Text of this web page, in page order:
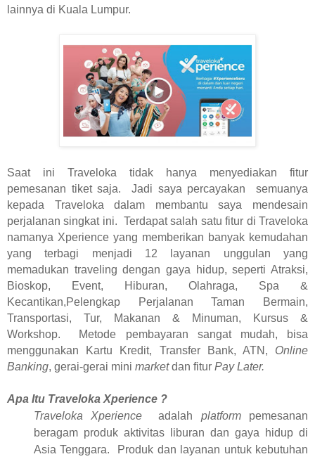
lainnya di Kuala Lumpur.
Saat ini Traveloka tidak hanya menyediakan fitur
pemesanan tiket saja.
Jadi saya percayakan
semuanya
kepada Traveloka dalam membantu saya mendesain
perjalanan singkat ini. Terdapat salah satu fitur di Traveloka
namanya Xperience yang memberikan banyak kemudahan
yang terbagi menjadi 12 layanan unggulan yang
memadukan traveling dengan gaya hidup, seperti Atraksi,
Bioskop, Event, Hiburan, Olahraga, Spa &
Kecantikan,Pelengkap Perjalanan Taman Bermain,
Transportasi, Tur, Makanan & Minuman, Kursus &
Workshop.
Metode pembayaran sangat mudah, bisa
menggunakan Kartu Kredit, Transfer Bank, ATN, Online
Banking, gerai-gerai mini marketdan fitur Pay Later.
Apa Itu Traveloka Xperience ?
Traveloka Xperience
adalah platformpemesanan
beragam produk aktivitas liburan dan gaya hidup di
Asia Tenggara.
Produk dan layanan untuk kebutuhan